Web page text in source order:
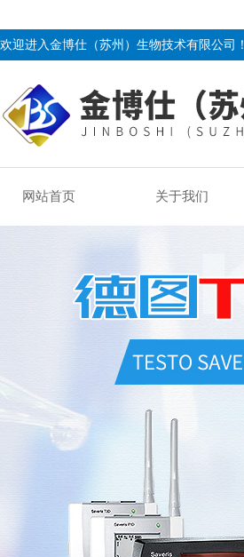
欢迎进入金博仕（苏州）生物技术有限公司！
网站首页 关于我们